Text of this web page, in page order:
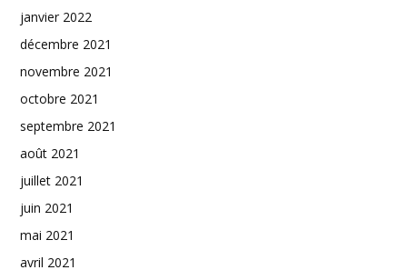
janvier 2022
décembre 2021
novembre 2021
octobre 2021
septembre 2021
août 2021
juillet 2021
juin 2021
mai 2021
avril 2021